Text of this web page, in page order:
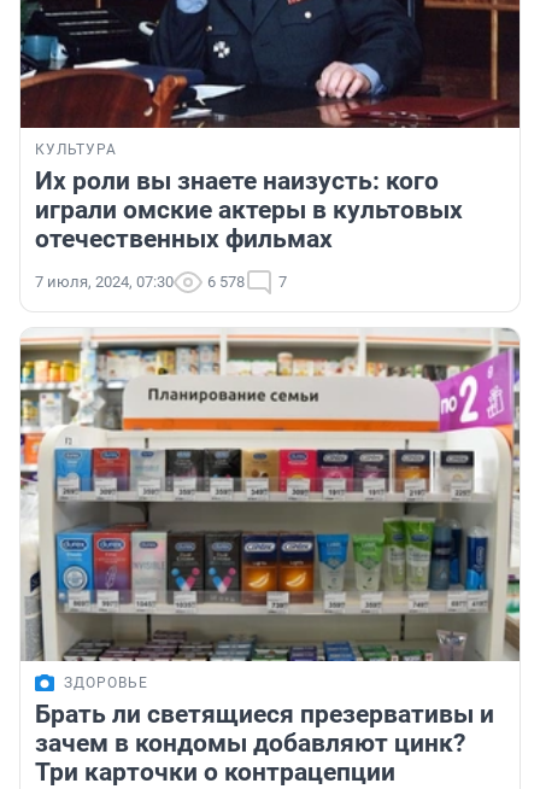
КУЛЬТУРА
Их роли вы знаете наизусть: кого
играли омские актеры в культовых
отечественных фильмах
7 июля, 2024, 07:30 6 578 7
ЗДОРОВЬЕ
Брать ли светящиеся презервативы и
зачем в кондомы добавляют цинк?
Три карточки о контрацепции